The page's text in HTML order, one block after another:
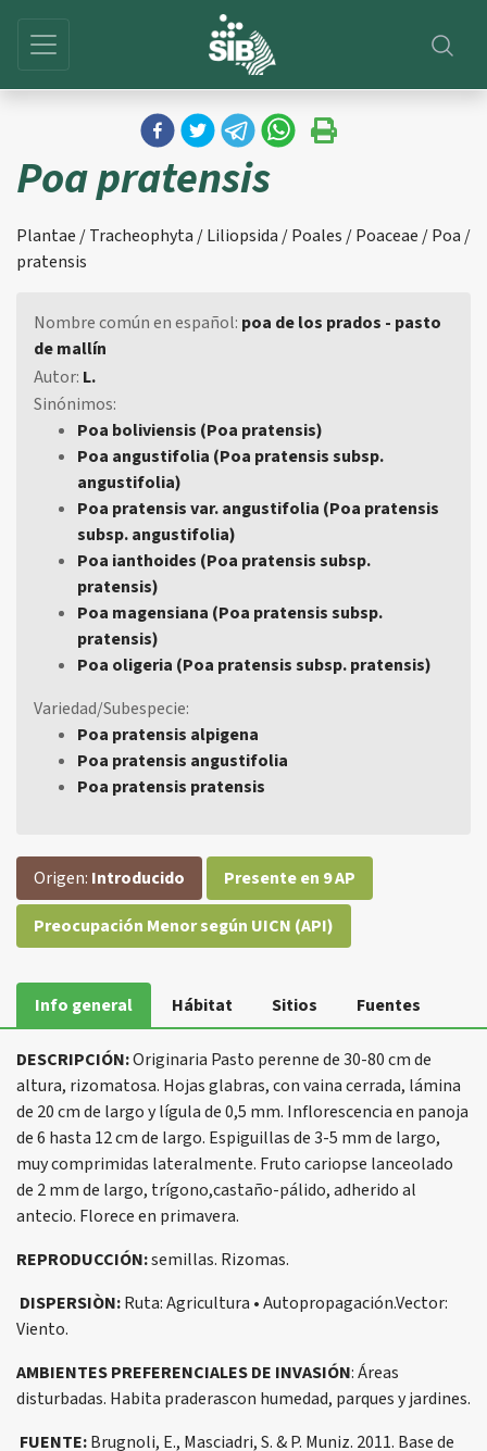
Poa pratensis
Plantae / Tracheophyta / Liliopsida / Poales / Poaceae / Poa /
pratensis
Nombre común en español: poa de los prados - pasto
de mallín
Autor: L.
Sinónimos:
Poa boliviensis (Poa pratensis)
Poa angustifolia (Poa pratensis subsp.
angustifolia)
Poa pratensis var. angustifolia (Poa pratensis
subsp. angustifolia)
Poa ianthoides (Poa pratensis subsp.
pratensis)
Poa magensiana (Poa pratensis subsp.
pratensis)
Poa oligeria (Poa pratensis subsp. pratensis)
Variedad/Subespecie:
Poa pratensis alpigena
Poa pratensis angustifolia
Poa pratensis pratensis
Origen: Introducido
Presente en 9 AP
Preocupación Menor según UICN (API)
Info general Hábitat Sitios Fuentes
DESCRIPCIÓN:Originaria Pasto perenne de 30-80 cm de
altura, rizomatosa. Hojas glabras, con vaina cerrada, lámina
de 20 cm de largo y lígula de 0,5 mm. Inflorescencia en panoja
de 6 hasta 12 cm de largo. Espiguillas de 3-5 mm de largo,
muy comprimidas lateralmente. Fruto cariopse lanceolado
de 2 mm de largo, trígono,castaño-pálido, adherido al
antecio. Florece en primavera.
REPRODUCCIÓN:semillas. Rizomas.
DISPERSIÒN:Ruta: Agricultura • Autopropagación.Vector:
Viento.
AMBIENTES PREFERENCIALES DE INVASIÓN: Áreas
disturbadas. Habita praderascon humedad, parques y jardines.
FUENTE:Brugnoli, E., Masciadri, S. & P. Muniz. 2011. Base de